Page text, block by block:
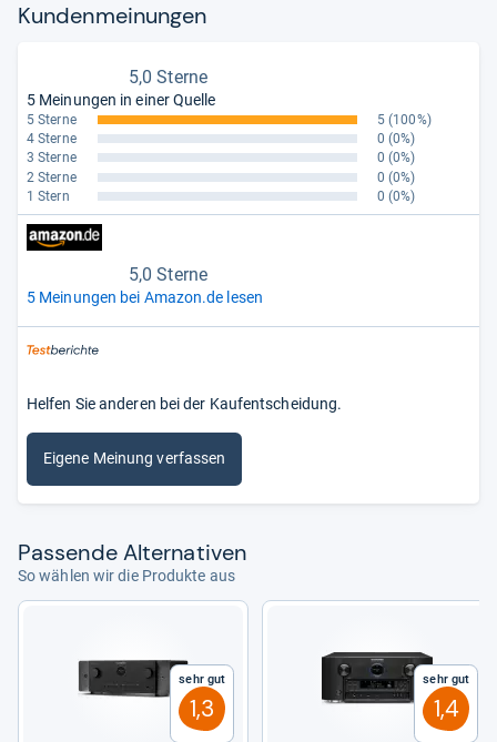
Kun­den­mei­nun­gen
5,0 Sterne
5 Meinungen in einer Quelle
5 Sterne 5 (100%)
4 Sterne
0 (0%)
3 Sterne
0 (0%)
2 Sterne
0 (0%)
1 Stern
0 (0%)
5,0 Sterne
5 Meinungen bei Amazon.de lesen
Helfen Sie anderen bei der Kaufentscheidung.
Eigene Meinung verfassen
Pas­sende Alter­na­ti­ven
So wählen wir die Produkte aus
Sehr gut
1,3
Sehr gut
1,4